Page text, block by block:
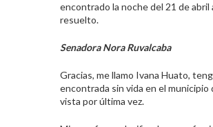
encontrado la noche del 21 de
resuelto.
Senadora Nora Ruvalcaba
Gracias, me llamo Ivana Huato,
encontrada sin vida en el
vista por última vez.